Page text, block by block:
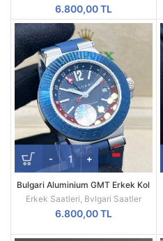
6.800,00TL
Bulgari Aluminium GMT Erkek Kol
Saati
Erkek Saatleri, Bvlgari Saatler
6.800,00TL